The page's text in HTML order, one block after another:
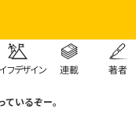
フデザイン 連載 著者
ているぞー。